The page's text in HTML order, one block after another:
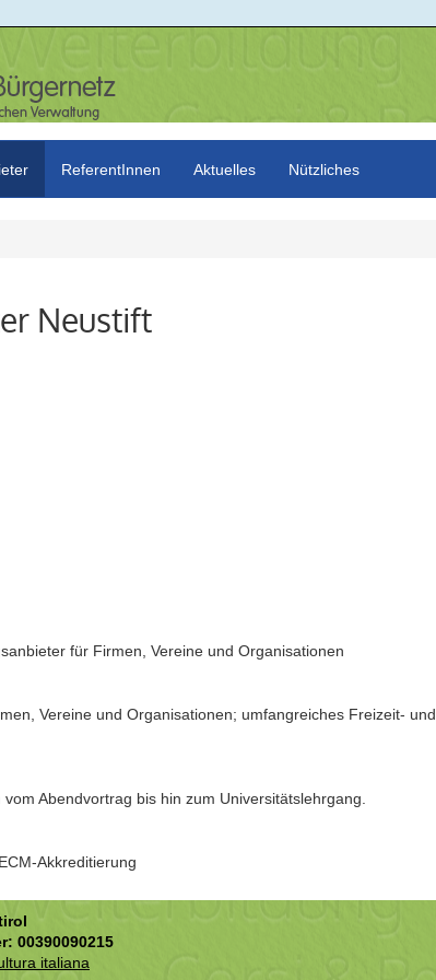
ReferentInnen Aktuelles Nützliches
Neustift
für Firmen, Vereine und Organisationen
Vereine und Organisationen; umfangreiches Freizeit- und
Abendvortrag bis hin zum Universitätslehrgang.
Akkreditierung
00390090215
italiana